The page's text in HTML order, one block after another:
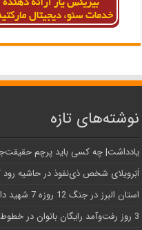
نوشته‌های تازه
یادداشت| ‌چه کسی باید پرچم
اَبَر‌ویلای شخص ذی‌نفوذ در حاشیه‌
استان البرز در جنگ 12 روزه 7 شهید دانشجو تقدیم انقلاب کرد
3 روز رفت‌وآمد رایگان بانوان در خطوط اتوبوسرانی شهری کرج